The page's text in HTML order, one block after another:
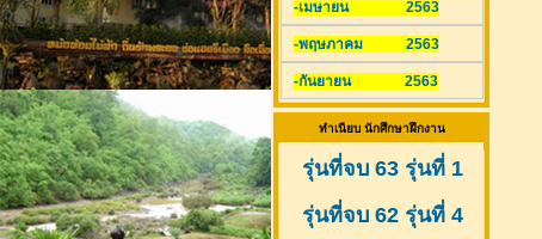
-เมษายน 2563
-พฤษภาคม 2563
-กันยายน 2563
ทำเนียบ นักศึกษาฝึกงาน
รุ่นที่จบ 63 รุ่นที่ 1
รุ่นที่จบ 62 รุ่นที่ 4